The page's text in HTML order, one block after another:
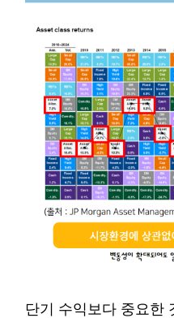
단기 수익보다 중요한